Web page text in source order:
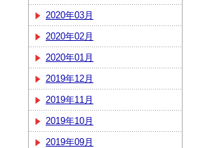
2020年03月
2020年02月
2020年01月
2019年12月
2019年11月
2019年10月
2019年09月